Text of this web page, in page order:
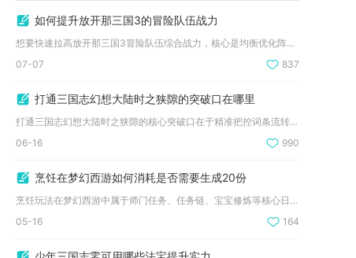
如何提升放开那三国3的冒险队伍战力
想要快速拉高放开那三国3冒险队伍综合战力，核心是均衡优化阵容...
07-07
837
打通三国志幻想大陆时之狭隙的突破口在哪里
打通三国志幻想大陆时之狭隙的核心突破口在于精准把控词条流转机...
06-16
990
烹饪在梦幻西游如何消耗是否需要生成20份
烹饪玩法在梦幻西游中属于师门任务、任务链、宝宝修炼等核心日常...
05-16
164